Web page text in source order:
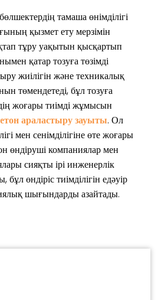
тамаша өнімділігі
қызмет ету мерзімін
тұру уақытын қысқартып
қатар тозуға төзімді
жиілігін және техникалық
төмендетеді, бұл тозуға
жоғары тиімді жұмысын
араластыру зауыты. Ол
мен сенімділігіне өте жоғары
өндіруші компаниялар мен
сияқты ірі инженерлік
өндіріс тиімділігін едәуір
шығындарды азайтады.